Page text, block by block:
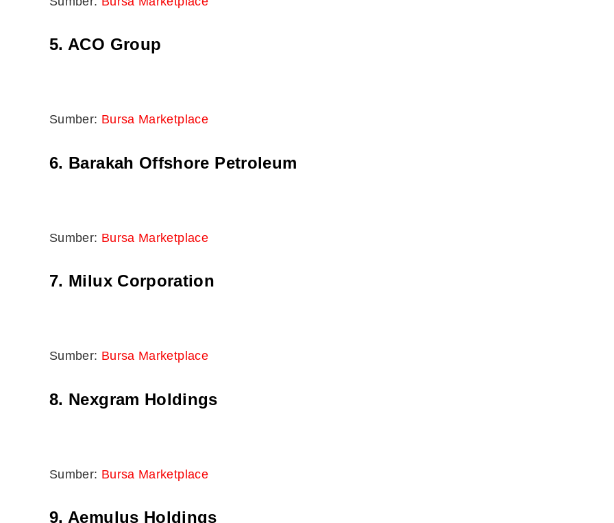
5. ACO Group
Sumber: Bursa Marketplace
6. Barakah Offshore Petroleum
Sumber: Bursa Marketplace
7. Milux Corporation
Sumber: Bursa Marketplace
8. Nexgram Holdings
Sumber: Bursa Marketplace
9. Aemulus Holdings